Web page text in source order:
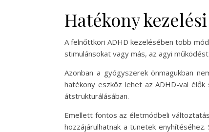
Hatékony
A felnőttkori ADHD kezelésében több
stimulánsokat vagy más, az agyi
Azonban a gyógyszerek önmagukban
hatékony eszköz lehet az ADHD-val
átstrukturálásában.
Emellett fontos az életmódbeli
hozzájárulhatnak a tünetek